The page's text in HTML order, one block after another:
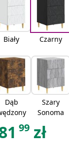
Biały Czarny
Dąb
Szary
Sonoma
99 zł